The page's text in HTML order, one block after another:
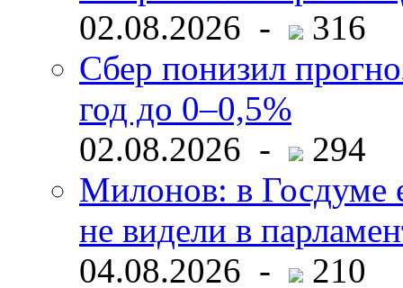
02.08.2026 -
316
Сбер понизил
год до 0–0,5%
02.08.2026 -
294
Милонов: в Госдуме
не видели в
04.08.2026 -
210